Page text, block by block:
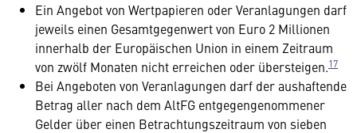
Ein Angebot von Wertpapieren oder Veranlagungen darf
jeweils einen Gesamtgegenwert von Euro 2 Millionen
innerhalb der Europäischen Union in einem Zeitraum
von zwölf Monaten nicht erreichen oder übersteigen.17
Bei Angeboten von Veranlagungen darf der aushaftende
Betrag aller nach dem AltFG entgegengenommener
Gelder über einen Betrachtungszeitraum von sieben